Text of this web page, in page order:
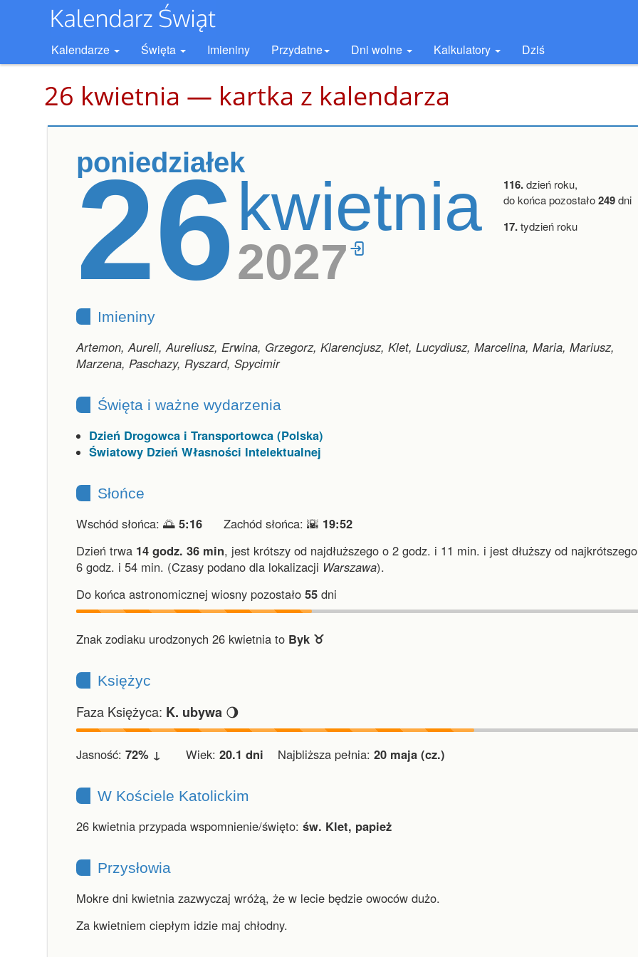
Kalendarze Święta Imieniny Przydatne Dni wolne Kalkulatory Dziś
26 kwietnia — kartka z kalendarza
poniedziałek
26kwietnia
2027
116.dzień roku,
do końca pozostało249dni
17.tydzień roku
Imieniny
Artemon, Aureli, Aureliusz, Erwina, Grzegorz, Klarencjusz, Klet, Lucydiusz, Marcelina, Maria, Mariusz,
Marzena, Paschazy, Ryszard, Spycimir
Święta i ważne wydarzenia
Dzień Drogowca i Transportowca (Polska)
Światowy Dzień Własności Intelektualnej
Słońce
Wschód słońca: 🌅 5:16 Zachód słońca: 🌇 19:52
Dzień trwa 14 godz. 36 min, jest krótszy od najdłuższego o 2 godz. i 11 min. i jest dłuższy od
6 godz. i 54 min. (Czasy podano dla lokalizacji Warszawa).
Do końca astronomicznej wiosny pozostało 55 dni
Znak zodiaku urodzonych 26 kwietnia to Byk ♉︎
Księżyc
Faza Księżyca: K. ubywa 🌖
Jasność: 72% ↓ Wiek: 20.1 dni Najbliższa pełnia: 20 maja (cz.)
W Kościele Katolickim
26 kwietnia przypada wspomnienie/święto: św. Klet, papież
Przysłowia
Mokre dni kwietnia zazwyczaj wróżą, że w lecie będzie owoców dużo.
Za kwietniem ciepłym idzie maj chłodny.